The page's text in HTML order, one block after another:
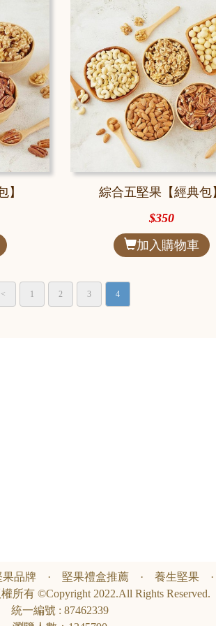
】
綜合五堅果【經典包
$350
加入購物車
< 1 2 3 4
果品牌· 堅果禮盒推薦· 養生堅果
所有 ©Copyright 2022.All Rights Reserved.
統一編號 : 87462339